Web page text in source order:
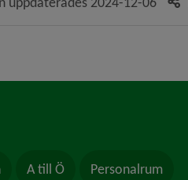
A till Ö Personalrum